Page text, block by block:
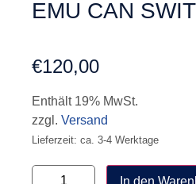
EMU CAN
€120,00
Enthält 19% MwSt.
zzgl. Versand
Lieferzeit: ca. 3-4 Werktage